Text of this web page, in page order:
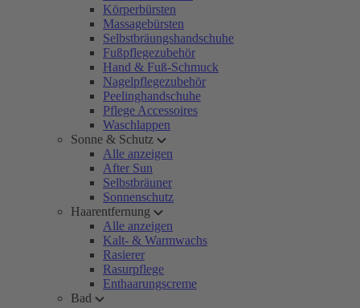
Körperbürsten
Massagebürsten
Selbstbräungshandschuhe
Fußpflegezubehör
Hand & Fuß-Schmuck
Nagelpflegezubehör
Peelinghandschuhe
Pflege Accessoires
Waschlappen
Sonne & Schutz
Alle anzeigen
After Sun
Selbstbräuner
Sonnenschutz
Haarentfernung
Alle anzeigen
Kalt- & Warmwachs
Rasierer
Rasurpflege
Enthaarungscreme
Bad